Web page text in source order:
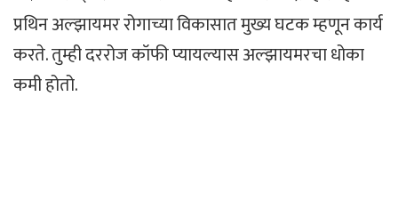
प्रथिन अल्झायमर रोगाच्या विकासात मुख्य घटक म्हणून कार्य
करते. तुम्ही दररोज कॉफी प्यायल्यास अल्झायमरचा धोका
कमी होतो.